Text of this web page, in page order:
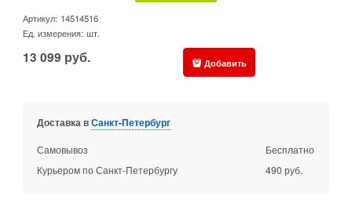
Артикул: 14514516
Ед. измерения: шт.
13 099 руб. Добавить
Доставка вСанкт-Петербург
Самовывоз
Бесплатно
Курьером по Санкт-Петербургу
490 руб.